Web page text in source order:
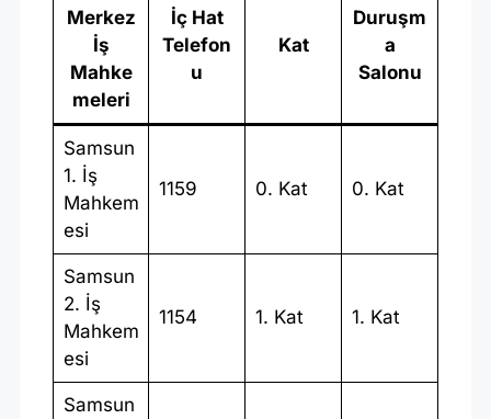
Merkez
İş
Mahke
meleri
İç Hat
Telefon
u
Kat
Duruşm
a
Salonu
Samsun
1. İş
Mahkem
esi
1159 0. Kat 0. Kat
Samsun
2. İş
Mahkem
esi
1154 1. Kat 1. Kat
Samsun